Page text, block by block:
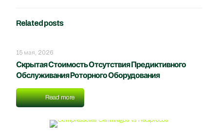
Related posts
15 мая, 2026
Скрытая Стоимость Отсутствия Предиктивного
Обслуживания Роторного Оборудования
Read more